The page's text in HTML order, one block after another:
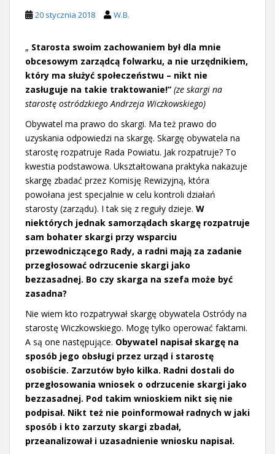
20 stycznia 2018 W.B.
„ Starosta swoim zachowaniem był dla mnie
obcesowym zarządcą folwarku, a nie urzędnikiem,
który ma służyć społeczeństwu – nikt nie
zasługuje na takie traktowanie!” (ze skargi na
starostę ostródzkiego Andrzeja Wiczkowskiego)
Obywatel ma prawo do skargi. Ma też prawo do
uzyskania odpowiedzi na skargę. Skargę obywatela na
starostę rozpatruje Rada Powiatu. Jak rozpatruje? To
kwestia podstawowa. Ukształtowana praktyka nakazuje
skargę zbadać przez Komisję Rewizyjną, która
powołana jest specjalnie w celu kontroli działań
starosty (zarządu). I tak się z reguły dzieje. W
niektórych jednak samorządach skargę rozpatruje
sam bohater skargi przy wsparciu
przewodniczącego Rady, a radni mają za zadanie
przegłosować odrzucenie skargi jako
bezzasadnej. Bo czy skarga na szefa może być
zasadna?
Nie wiem kto rozpatrywał skargę obywatela Ostródy na
starostę Wiczkowskiego. Mogę tylko operować faktami.
A są one następujące. Obywatel napisał skargę na
sposób jego obsługi przez urząd i starostę
osobiście. Zarzutów było kilka. Radni dostali do
przegłosowania wniosek o odrzucenie skargi jako
bezzasadnej. Pod takim wnioskiem nikt się nie
podpisał. Nikt też nie poinformował radnych w jaki
sposób i kto zarzuty skargi zbadał,
przeanalizował i uzasadnienie wniosku napisał.